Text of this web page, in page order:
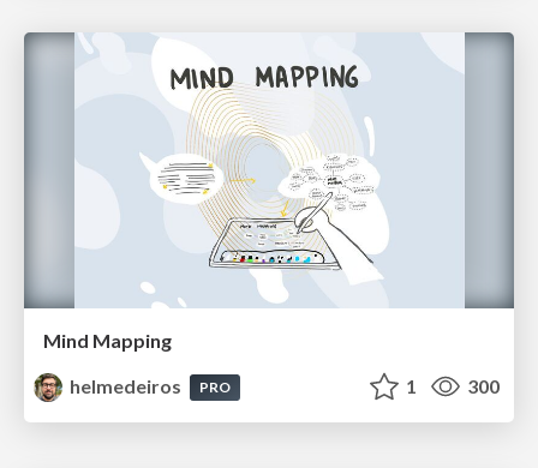
Mind Mapping
helmedeiros
PRO 1 300